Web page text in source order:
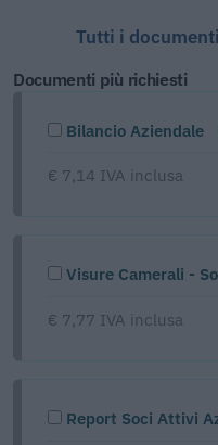
Tutti i
Documenti più richiesti
Bilancio Aziendale
€ 7,14 IVA inclusa
Visure Camerali -
€ 7,77 IVA inclusa
Report Soci Attivi